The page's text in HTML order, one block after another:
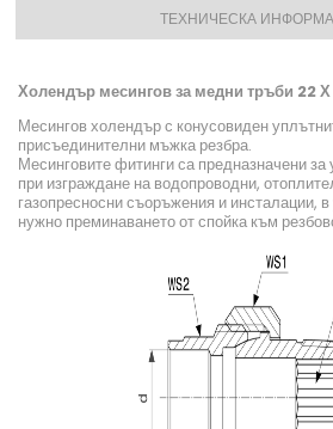
ТЕХНИЧЕСКА
Холендър месингов за медни тръби 22
Месингов холендър с конусовиден
присъединителни мъжка резбра.
Месинговите фитинги са предназначени
при изграждане на водопроводни,
газопресносни съоръжения и инсталации,
нужно преминаването от спойка към